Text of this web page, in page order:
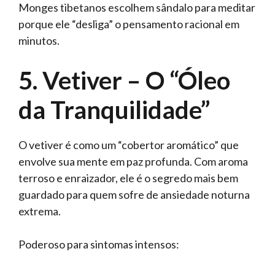
Monges tibetanos escolhem sândalo para meditar
porque ele “desliga” o pensamento racional em
minutos.
5. Vetiver – O “Óleo
da Tranquilidade”
O vetiver é como um “cobertor aromático” que
envolve sua mente em paz profunda. Com aroma
terroso e enraizador, ele é o segredo mais bem
guardado para quem sofre de ansiedade noturna
extrema.
Poderoso para sintomas intensos: